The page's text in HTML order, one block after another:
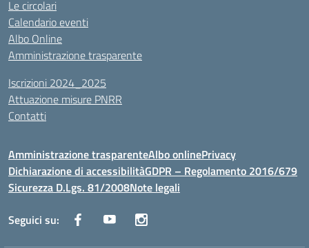
Le circolari
Calendario eventi
Albo Online
Amministrazione trasparente
Iscrizioni 2024_2025
Attuazione misure PNRR
Contatti
Amministrazione trasparenteAlbo onlinePrivacy
Dichiarazione di accessibilitàGDPR – Regolamento 2016/679
Sicurezza D.Lgs. 81/2008Note legali
Seguici su: